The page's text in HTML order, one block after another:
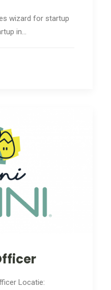
wizard for startup
in…
Locatie: